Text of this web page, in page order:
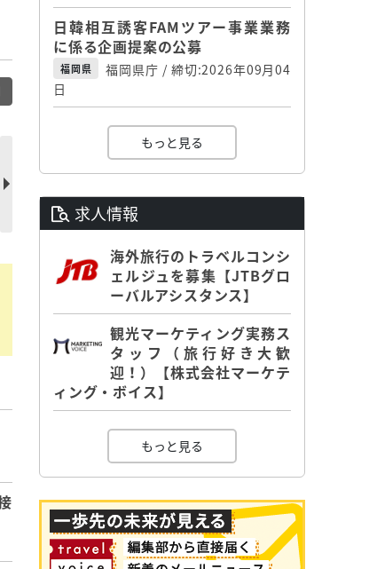
日韓相互誘客FAMツアー事業業務
に係る企画提案の公募
福岡県
福岡県庁 / 締切:2026年09月04
日
もっと見る
求人情報
海外旅行のトラベルコンシ
ェルジュを募集【JTBグロ
ーバルアシスタンス】
観光マーケティング実務ス
タッフ（旅行好き大歓
迎！）【株式会社マーケテ
ィング・ボイス】
もっと見る